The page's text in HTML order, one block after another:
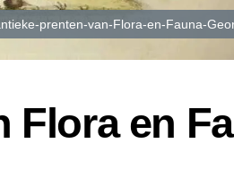
prenten-van-Flora-en-Fauna-
Flora en